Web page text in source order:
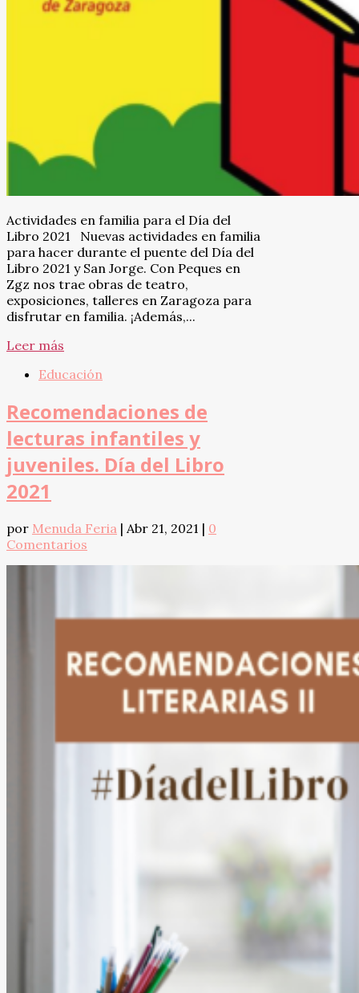
Actividades en familia para el Día del
Libro 2021 Nuevas actividades en familia
para hacer durante el puente del Día del
Libro 2021 y San Jorge. Con Peques en
Zgz nos trae obras de teatro,
exposiciones, talleres en Zaragoza para
disfrutar en familia. ¡Además,...
Leer más
Educación
Recomendaciones de
lecturas infantiles y
juveniles. Día del Libro
2021
por Menuda Feria | Abr 21, 2021 | 0
Comentarios